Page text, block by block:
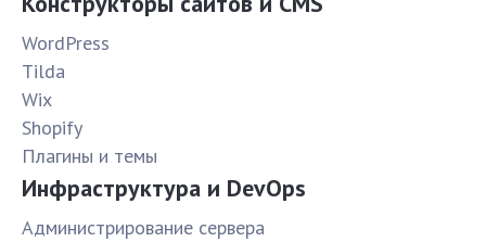
WordPress
Tilda
Wix
Shopify
Плагины и темы
Инфраструктура и DevOps
Администрирование сервера